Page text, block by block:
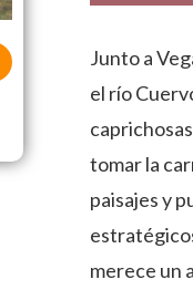
Junto a
el río
tomar la
paisajes y
merece un